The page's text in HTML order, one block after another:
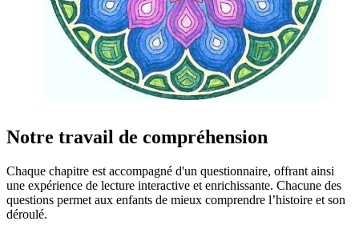
Notre travail de compréhension
Chaque chapitre est accompagné d'un questionnaire, offrant ainsi
une expérience de lecture interactive et enrichissante. Chacune des
questions permet aux enfants de mieux comprendre l’histoire et son
déroulé.